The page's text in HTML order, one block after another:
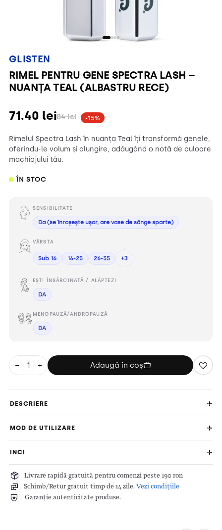
GLISTEN
RIMEL PENTRU GENE SPECTRA LASH –
NUANȚA TEAL (ALBASTRU RECE)
84lei
71.40 lei -15%
Rimelul Spectra Lash în nuanța Teal îți transformă genele,
oferindu-le volum și alungire, adăugând o notă de culoare
machiajului tău.
ÎN STOC
SENSIBILITATE
Da (se înroșește ușor, are vase de sânge sparte)
VÂRSTA
Sub 16 16-25 26-35 +3
EȘTI ÎNSĂRCINATĂ / ALĂPTEZI
DA
MENOPAUZĂ/ANDROPAUZĂ
DA
− + Adaugă în coș
DESCRIERE
MOD DE UTILIZARE
INCI
Livrare rapidă gratuită pentru comenzi peste 190 ron
Schimb/Retur gratuit timp de 14 zile. Vezi condițiile
Garanție autenticitate produse.